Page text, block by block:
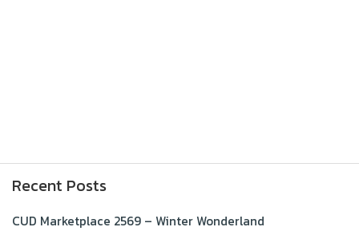
Recent Posts
CUD Marketplace 2569 – Winter Wonderland